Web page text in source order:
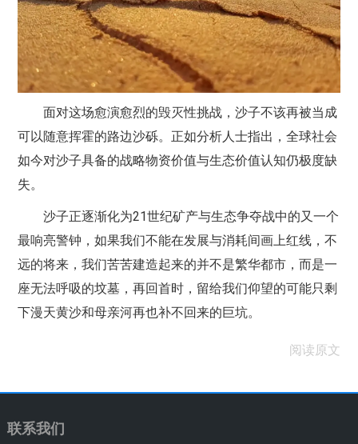
面对这场愈演愈烈的毁灭性挑战，沙子不该再被当成
可以随意挥霍的路边沙砾。正如分析人士指出，全球社会
如今对沙子具备的战略物资价值与生态价值认知仍极度缺
失。
沙子正逐渐化为21世纪矿产与生态争夺战中的又一个
最响亮警钟，如果我们不能在发展与消耗间画上红线，不
远的将来，我们苦苦建造起来的并不是繁华都市，而是一
座无法呼吸的坟墓，再回首时，留给我们仰望的可能只剩
下漫天黄沙和母亲河再也补不回来的巨坑。
阅读原文
联系我们